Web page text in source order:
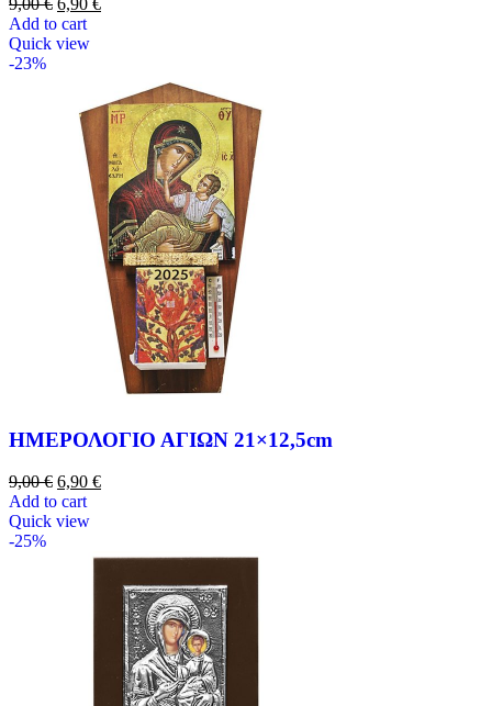
Add to cart
Quick view
-23%
ΗΜΕΡΟΛΟΓΙΟ ΑΓΙΩΝ 21×12,5cm
9,00€ 6,90 €
Add to cart
Quick view
-25%